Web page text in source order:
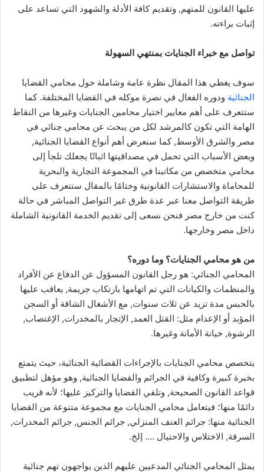
عليها القانون للمتهم, وتقديم كافة الأدلة والشهود التي تساعد على
إثبات براءته.
تواصل مع خبراء الجنايات بمنتهي السهولة
سوف يغطي هذا المقال نظرة عامة وشاملة حول محامي القضايا
الجنائية ودوره الفعال في نصرة موكله في القضايا المختلفة. كما
ستتعرف على أهم معايير اختيار محامين الجنايات وغيرها من النقاط
الهامة التي تكون كالمرشد لكل من يبحث عن محامي جنائي في
مصر والشرق الأوسط, كما سنعرض أهم أنواع القضايا الجنائية,
وبعض الأسباب التي تحمل في مصداقيتها اثباتًا يجعلك تلجأ إلى
محامي متخصص من مكاتبنا في المجموعة التجارية والبحرية
للمحاماة والاستشارات القانونية وختامًا بالمقال ستتعرف على
طريقة التواصل معنا عبر عدة طرق غير التواصل المباشر في حالة
كنت من خارج مصر فنحن نسعى إلى تقديم الخدمة القانونية الشاملة
داخل مصر وخارجها.
من هو محامي الجنايات؟ وما دوره؟
المحامي الجنائي: هو رجل القانون المسؤول عن الدفاع عن الأفراد
والمنظمات والكيانات التي تم اتهامها بارتكاب جريمة, يعاقب عليها
بالحبس مدة تزيد عن ثلاث سنوات, مع الأشغال الشاقة أو السجن
المؤبد أو الإعدام مثل: القتل العمد, الإتجار بالمخدرات, الإغتصاب,
الرشوة, خيانة الأمانة وغيرها.
يتخصص محامي الجنايات بالإجراءات القضائية الجنائية، حيث يتمتع
بخبرة كبيرة وكافية في الجرائم والقضايا الجنائية, وهو مؤهل لتطبيق
قواعد القانون الصحيحة, وتلقي القضايا والتركيز عليها؛ لأنه قريب
دائمًا منها؛ فيتعامل محامي الجنايات مع مجموعة متنوعة من القضايا
الجنائية منها: جرائم العنف المنزلي, جرائم الجنس, جرائم المخدرات,
السرقة, الاختلاس والاحتيال …. إلخ.
يمثل المحامي الجنائي المدعيين عليهم الذين يواجهون تهم جنائية